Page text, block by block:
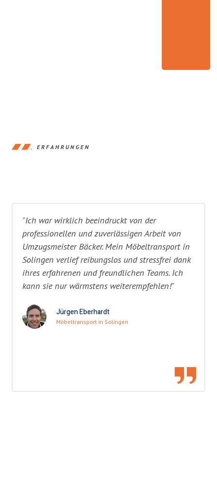
ERFAHRUNGEN
"Ich war wirklich beeindruckt von der
professionellen und zuverlässigen Arbeit von
Umzugsmeister Bäcker. Mein Möbeltransport in
Solingen verlief reibungslos und stressfrei dank
ihres erfahrenen und freundlichen Teams. Ich
kann sie nur wärmstens weiterempfehlen!"
Jürgen Eberhardt
Möbeltransport in Solingen